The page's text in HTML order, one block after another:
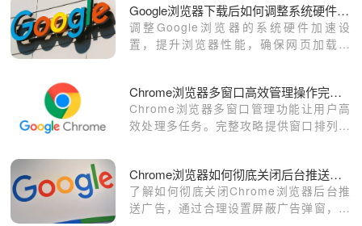
Google浏览器下载后如何调整系统硬件加速设置
调整Google浏览器的系统硬件加速设
置，提升浏览器性能，确保网页加载流
Chrome浏览器多窗口高效管理操作完整攻略
Chrome浏览器多窗口管理功能让用户高
效处理多任务。完整攻略提供窗口排列、
Chrome浏览器如何彻底关闭后台推送广告
了解如何彻底关闭Chrome浏览器后台推
送广告，通过合理设置屏蔽广告弹窗，清